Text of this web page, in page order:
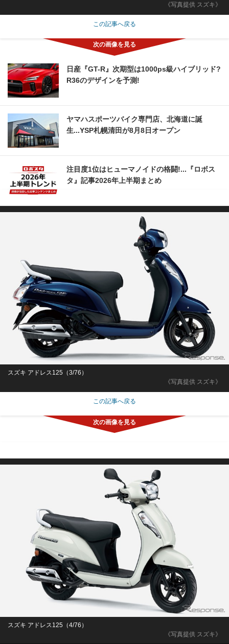
《写真提供 スズキ》
この記事へ戻る
日産『GT-R』次期型は1000ps級ハイブリッド?
R36のデザインを予測!
ヤマハスポーツバイク専門店、北海道に誕
生...YSP札幌清田が8月8日オープン
注目度1位はヒューマノイドの格闘!...『ロボス
タ』記事2026年上半期まとめ
《写真提供 スズキ》
スズキ アドレス125（3/76）
この記事へ戻る
《写真提供 スズキ》
スズキ アドレス125（4/76）